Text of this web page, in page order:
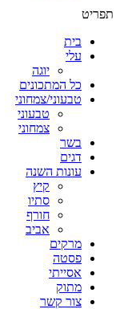
תפריט
בית
עלי
יוגה
כל המתכונים
טבעוני/צמחוני
טבעוני
צמחוני
בשר
דגים
עונות השנה
קיץ
סתיו
חורף
אביב
מרקים
פסטה
אסייתי
מתוק
צור קשר